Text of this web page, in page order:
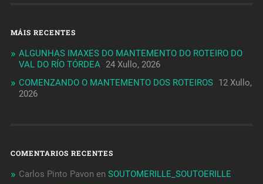
MÁIS RECENTES
ALGUNHAS IMAXES DO MANTEMENTO DO ROTEIRO DO
VAL DO RÍO TÓRDEA 24 Xullo, 2026
COMENZANDO O MANTEMENTO DOS ROTEIROS 12 Xullo,
2026
COMENTARIOS RECENTES
Carlos Pinto Pavon en SOUTOMERILLE_SOUTOERILLE